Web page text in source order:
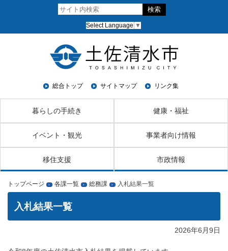
Select Language ▼
総合トップ サイトマップ リンク集
暮らしの手続き 健康・福祉
イベント・観光 事業者向け情報
移住支援 市政情報
トップページ › 各課一覧 › 総務課 › 入札結果一覧
入札結果一覧
2026年6月9日